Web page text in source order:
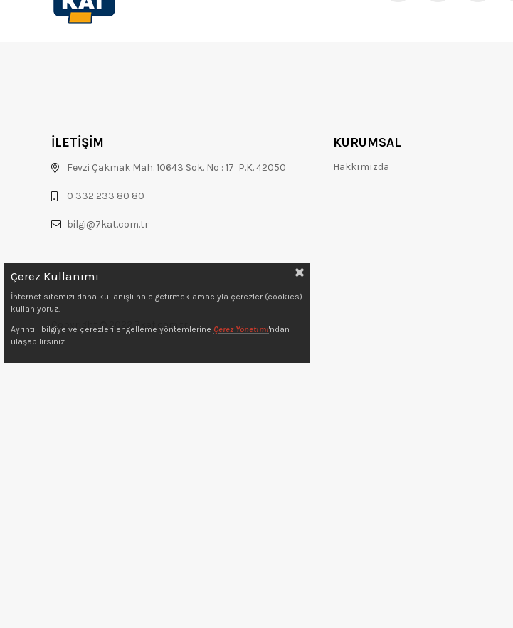
İLETİŞİM
Fevzi Çakmak Mah. 10643 Sok. No : 17 P.K. 42050
0 332 233 80 80
bilgi@7kat.com.tr
Copyright © 2022 7kat.com.tr
KURUMSAL
Hakkımızda
Çerez Kullanımı
İnternet sitemizi daha kullanışlı hale getirmek amacıyla çerezler (cookies)
kullanıyoruz.
Ayrıntılı bilgiye ve çerezleri engelleme yöntemlerine Çerez Yönetimi'ndan
ulaşabilirsiniz